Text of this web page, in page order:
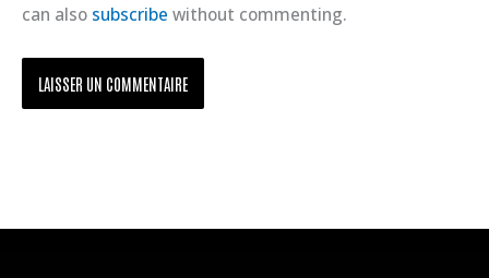
can also subscribe without commenting.